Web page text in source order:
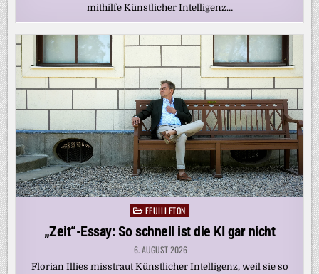
mithilfe Künstlicher Intelligenz…
PostedFEUILLETON
„Zeit“-Essay: So schnell ist die KI gar nicht
6. AUGUST 2026
Florian Illies misstraut Künstlicher Intelligenz, weil sie so